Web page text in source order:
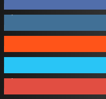
1,731 Követő
44 Követő
64 Követő
1,348 Feliratkozó